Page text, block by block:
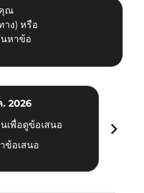
คุณ
าง) หรือ
นหาข้อ
. 2026
เพื่อดูข้อเสนอ
ข้อเสนอ
chevron_right